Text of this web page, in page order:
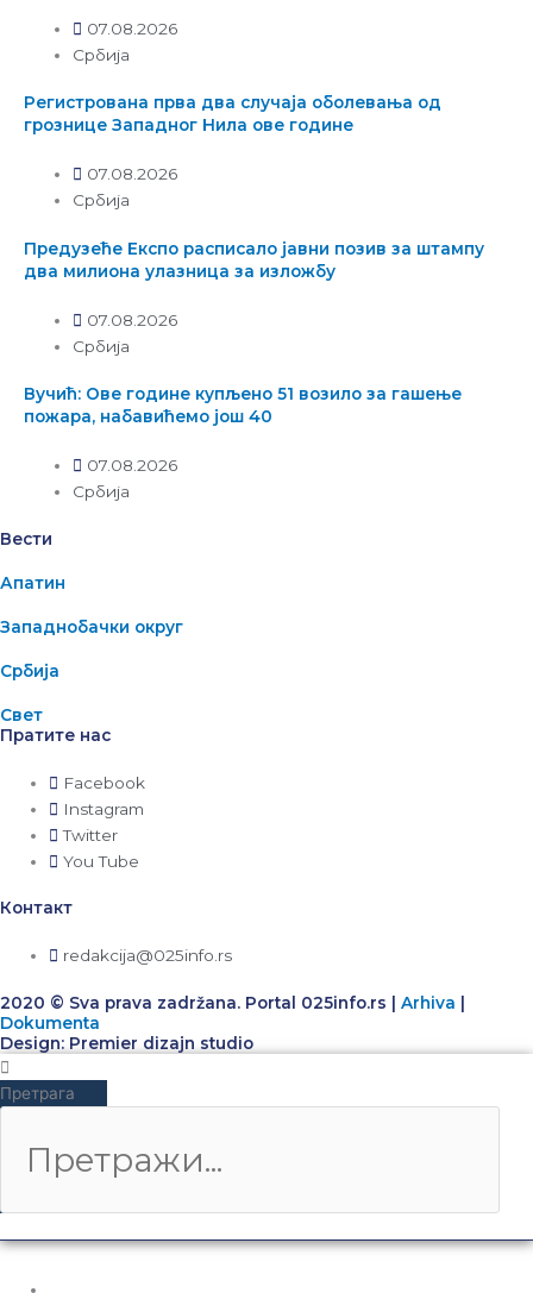
07.08.2026
Србија
Регистрована прва два случаја оболевања од
грознице Западног Нила ове године
07.08.2026
Србија
Предузеће Експо расписало јавни позив за штампу
два милиона улазница за изложбу
07.08.2026
Србија
Вучић: Ове године купљено 51 возило за гашење
пожара, набавићемо још 40
07.08.2026
Србија
Вести
Апатин
Западнобачки округ
Србија
Свет
Пратите нас
Facebook
Instagram
Twitter
You Tube
Контакт
redakcija@025info.rs
2020 © Sva prava zadržana. Portal 025info.rs | Arhiva
Dokumenta
Design: Premier dizajn studio
Претрага